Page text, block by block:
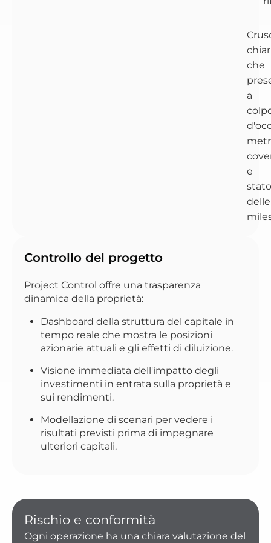
che
a
e
stato
delle
Controllo del progetto
Project Control offre una trasparenza
dinamica della proprietà:
Dashboard della struttura del capitale in
tempo reale che mostra le posizioni
azionarie attuali e gli effetti di diluizione.
Visione immediata dell'impatto degli
investimenti in entrata sulla proprietà e
sui rendimenti.
Modellazione di scenari per vedere i
risultati previsti prima di impegnare
ulteriori capitali.
Rischio e conformità
Ogni operazione ha una chiara valutazione del